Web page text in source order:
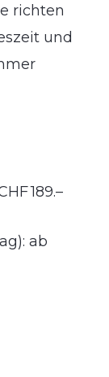
richten
und
189.–
ab